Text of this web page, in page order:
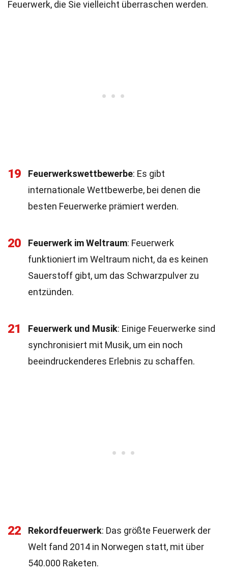
Feuerwerk, die Sie vielleicht überraschen werden.
19 Feuerwerkswettbewerbe: Es gibt
internationale Wettbewerbe, bei denen die
besten Feuerwerke prämiert werden.
20 Feuerwerk im Weltraum: Feuerwerk
funktioniert im Weltraum nicht, da es keinen
Sauerstoff gibt, um das Schwarzpulver zu
entzünden.
21 Feuerwerk und Musik: Einige Feuerwerke sind
synchronisiert mit Musik, um ein noch
beeindruckenderes Erlebnis zu schaffen.
22 Rekordfeuerwerk: Das größte Feuerwerk der
Welt fand 2014 in Norwegen statt, mit über
540.000 Raketen.